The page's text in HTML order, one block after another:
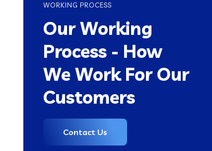
WORKING PROCESS
Our Working
Process - How
We Work For Our
Customers
Contact Us